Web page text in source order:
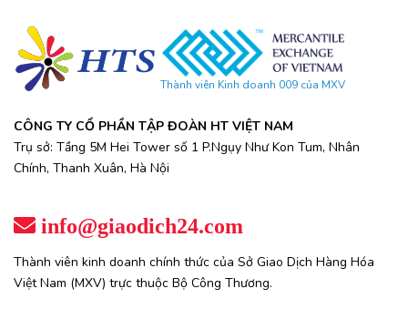
Thành viên Kinh doanh 009 của MXV
CÔNG TY CỔ PHẦN TẬP ĐOÀN HT VIỆT NAM
Trụ sở: Tầng 5M Hei Tower số 1 P.Ngụy Như Kon Tum, Nhân
Chính, Thanh Xuân, Hà Nội
info@giaodich24.com
Thành viên kinh doanh chính thức của Sở Giao Dịch Hàng Hóa
Việt Nam (MXV) trực thuộc Bộ Công Thương.